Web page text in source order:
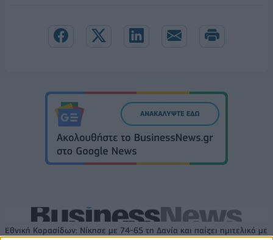
Εθνική Κορασίδων: Νίκησε με 74-65 τη Δανία και παίζει ημιτελικό με